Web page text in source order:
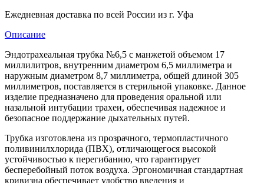
Ежедневная доставка по всей России из г. Уфа
Описание
Эндотрахеальная трубка №6,5 с манжетой объемом 17
миллилитров, внутренним диаметром 6,5 миллиметра и
наружным диаметром 8,7 миллиметра, общей длиной 305
миллиметров, поставляется в стерильной упаковке. Данное
изделие предназначено для проведения оральной или
назальной интубации трахеи, обеспечивая надежное и
безопасное поддержание дыхательных путей.
Трубка изготовлена из прозрачного, термопластичного
поливинилхлорида (ПВХ), отличающегося высокой
устойчивостью к перегибанию, что гарантирует
бесперебойный поток воздуха. Эргономичная стандартная
кривизна обеспечивает удобство введения и